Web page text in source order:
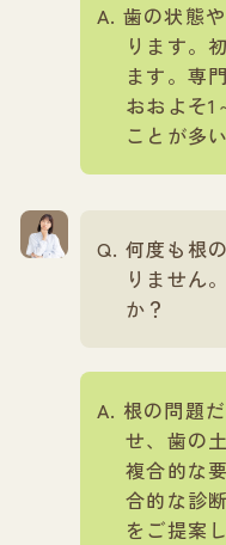
歯の状態
ります。
ます。専
おおよそ1
ことが多
何度も根
りません
か？
根の問題
せ、歯の
複合的な
合的な診
をご提案